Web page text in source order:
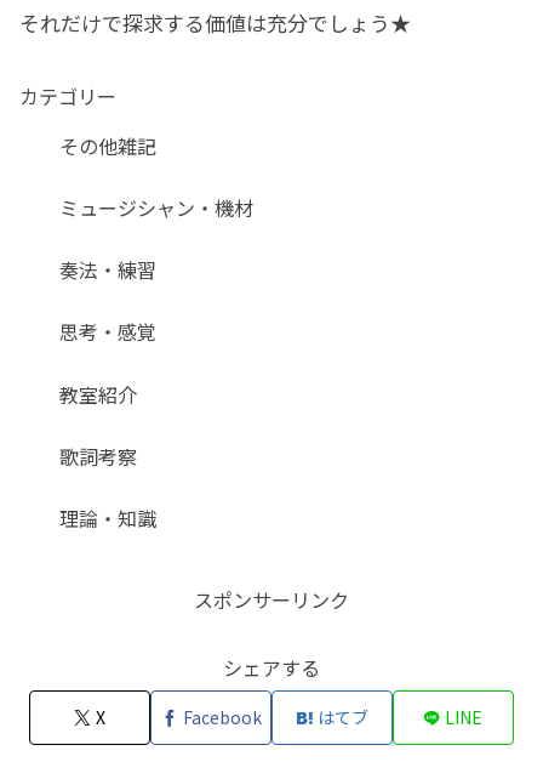
それだけで探求する価値は充分でしょう★
カテゴリー
その他雑記
ミュージシャン・機材
奏法・練習
思考・感覚
教室紹介
歌詞考察
理論・知識
スポンサーリンク
シェアする
X Facebook はてブ LINE